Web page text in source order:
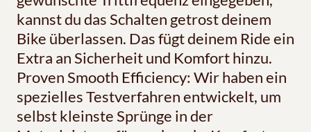
kannst du das Schalten getrost deinem
Bike überlassen. Das fügt deinem Ride ein
Extra an Sicherheit und Komfort hinzu.
Proven Smooth Efficiency: Wir haben ein
spezielles Testverfahren entwickelt, um
selbst kleinste Sprünge in der